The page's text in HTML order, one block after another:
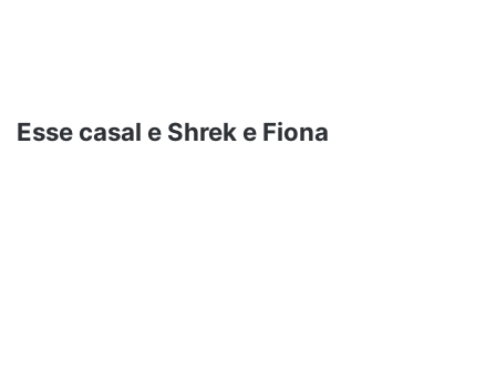
Esse casal e Shrek e Fiona